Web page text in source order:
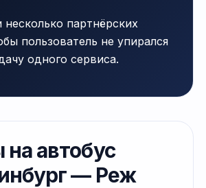
партнёрских
пользователь не упирался
одного сервиса.
автобус
— Реж